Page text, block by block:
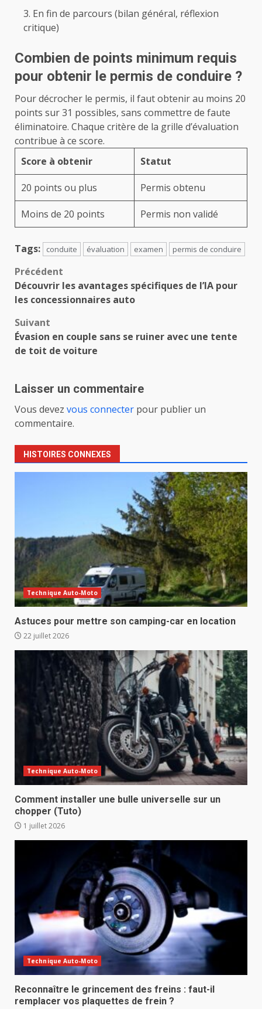
En fin de parcours (bilan général, réflexion
critique)
Combien de points minimum requis
pour obtenir le permis de conduire ?
Pour décrocher le permis, il faut obtenir au moins 20
points sur 31 possibles, sans commettre de faute
éliminatoire. Chaque critère de la grille d’évaluation
contribue à ce score.
Score à obtenir
Statut
20 points ou plus Permis obtenu
Moins de 20 points Permis non validé
Tags: conduite évaluation examen permis de conduire
Navigation
d’article
Précédent
Découvrir les avantages spécifiques de l’IA pour
les concessionnaires auto
Suivant
Évasion en couple sans se ruiner avec une tente
de toit de voiture
Laisser un commentaire
Vous devez vous connecter pour publier un
commentaire.
HISTOIRES CONNEXES
Technique Auto-Moto
Astuces pour mettre son camping-car en location
22 juillet 2026
Technique Auto-Moto
Comment installer une bulle universelle sur un
chopper (Tuto)
1 juillet 2026
Technique Auto-Moto
Reconnaître le grincement des freins : faut-il
remplacer vos plaquettes de frein ?